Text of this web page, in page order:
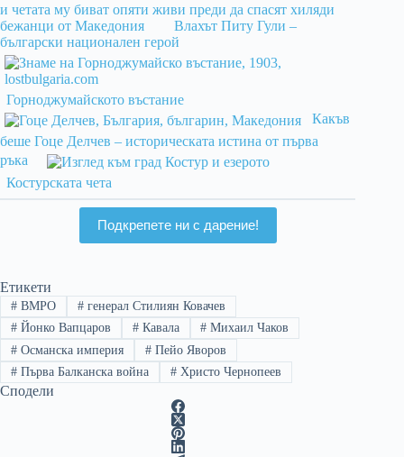
и четата му биват опяти живи преди да спасят хиляди
бежанци от Македония
Влахът Питу Гули –
български национален герой
Горноджумайското въстание
Какъв
беше Гоце Делчев – историческата истина от първа
ръка
Костурската чета
Подкрепете ни с дарение!
Етикети
#ВМРО #генерал Стилиян Ковачев
#Йонко Вапцаров #Кавала # Михаил Чаков
#Османска империя #Пейо Яворов
#Първа Балканска война #Христо Чернопеев
Сподели